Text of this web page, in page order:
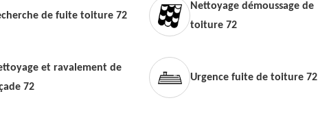
de fuite toiture 72
Nettoyage démoussage de
toiture 72
et ravalement de
72
Urgence fuite de toiture 72